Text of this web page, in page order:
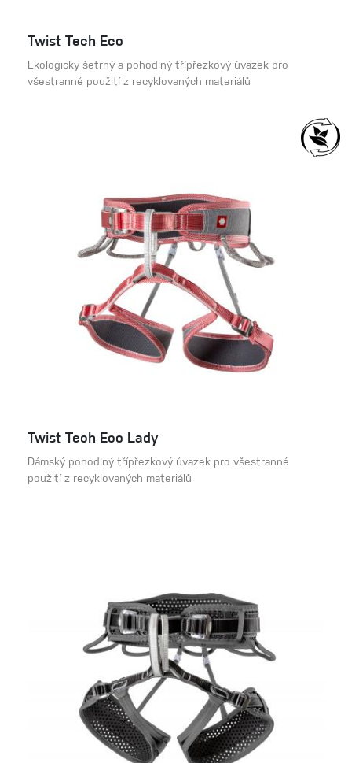
Twist Tech Eco
Ekologicky šetrný a pohodlný třípřezkový úvazek pro
všestranné použití z recyklovaných materiálů
Twist Tech Eco Lady
Dámský pohodlný třípřezkový úvazek pro všestranné
použití z recyklovaných materiálů